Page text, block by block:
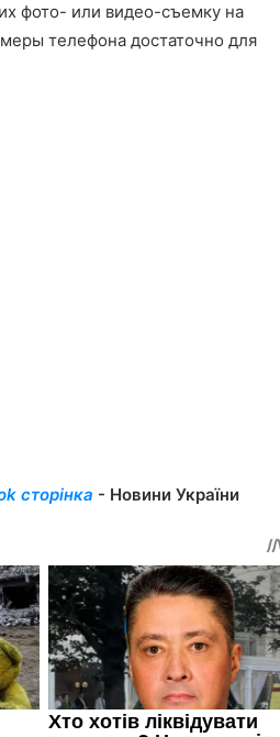
фото- или видео-съемку на
телефона достаточно для
сторінка - Новини України